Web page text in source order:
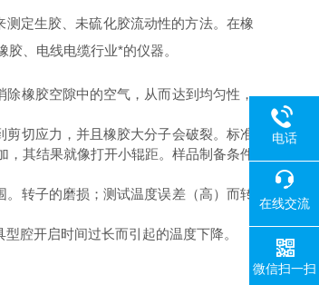
定生胶、未硫化胶流动性的方法。在橡
、电线电缆行业*的仪器。
橡胶空隙中的空气，从而达到均匀性，
切应力，并且橡胶大分子会破裂。标准
其结果就像打开小辊距。样品制备条件
转子的磨损；测试温度误差（高）而转
腔开启时间过长而引起的温度下降。
电话
在线交流
微信扫一扫